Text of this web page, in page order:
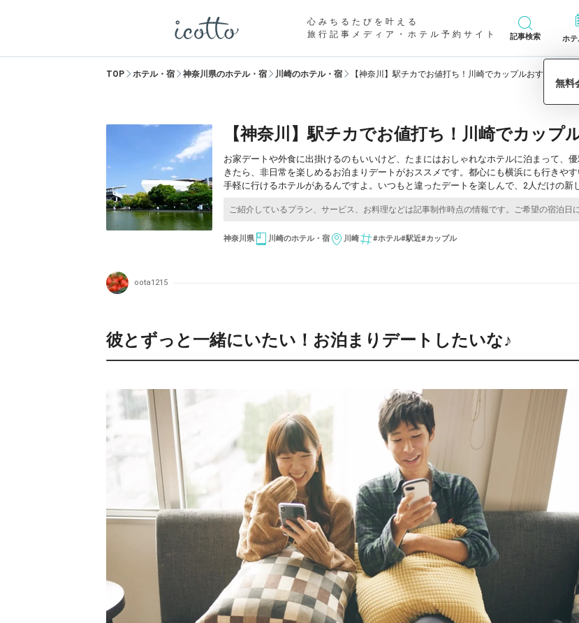
心みちるたびを叶える
旅行記事メディア・ホテル予約サイト
記事検索 ホテ
TOP ホテル・宿 神奈川県のホテル・宿 川崎のホテル・宿 【神奈川】駅チカでお値打ち！川崎でカップルおすすめのホ
【神奈川】駅チカでお値打ち！川崎でカップ
お家デートや外食に出掛けるのもいいけど、たまにはおしゃれなホテルに泊まって、
きたら、非日常を楽しめるお泊まりデートがおススメです。都心にも横浜にも行きや
手軽に行けるホテルがあるんですよ。いつもと違ったデートを楽しんで、2人だけの新
神奈川県 川崎のホテル・宿 川崎 #ホテル#駅近#カップル
oota1215
彼とずっと一緒にいたい！お泊まりデートしたいな♪